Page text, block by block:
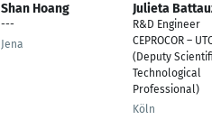
Shan Hoang
---
Jena
Julieta
R&D Engineer
CEPROCOR –
(Deputy
Technological
Professional)
Köln